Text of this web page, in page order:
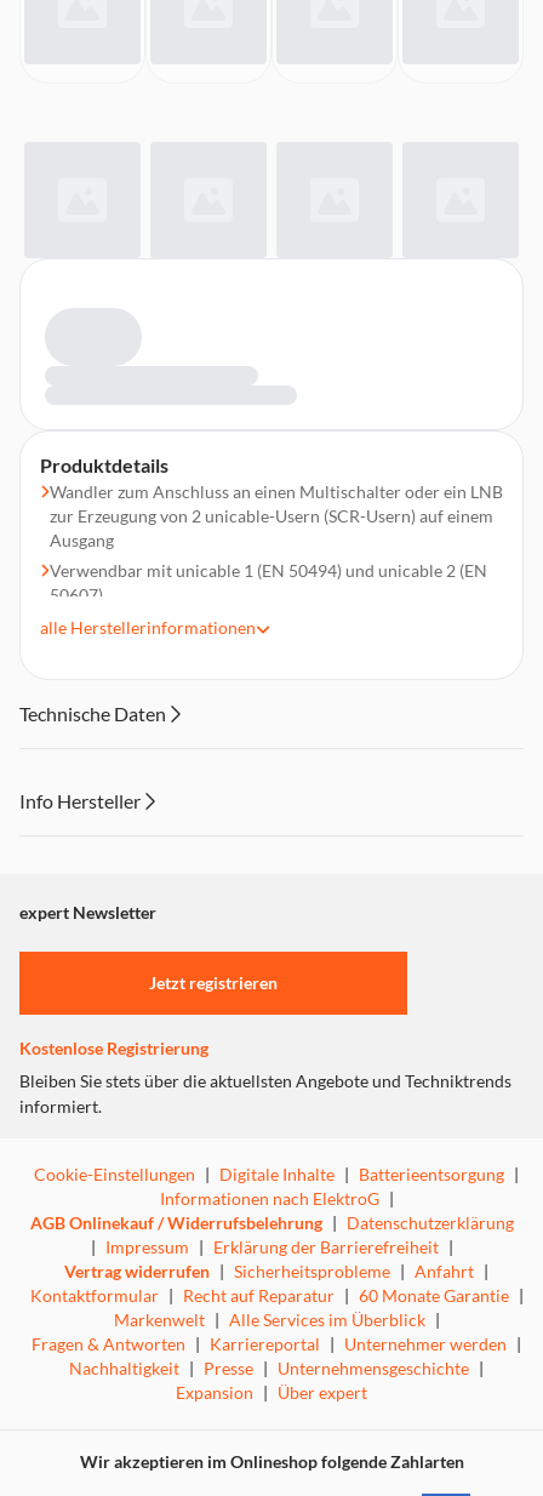
Produktdetails
Wandler zum Anschluss an einen Multischalter oder ein LNB
zur Erzeugung von 2 unicable-Usern (SCR-Usern) auf einem
Ausgang
Verwendbar mit unicable 1 (EN 50494) und unicable 2 (EN
50607)
Frequenzbereich SAT – Eingang 185…2400 MHz
Ausgänge1
Anschluss für externes Netzteilvorhanden
alle Herstellerinformationen
Technische Daten
Info Hersteller
"Marketing".
Einstellungen anpassen
expert Newsletter
Jetzt registrieren
Kostenlose Registrierung
Bleiben Sie stets über die aktuellsten Angebote und Techniktrends
informiert.
Cookie-Einstellungen | Digitale Inhalte | Batterieentsorgung |
Informationen nach ElektroG |
AGB Onlinekauf / Widerrufsbelehrung | Datenschutzerklärung
| Impressum | Erklärung der Barrierefreiheit |
Vertrag widerrufen | Sicherheitsprobleme | Anfahrt |
Kontaktformular | Recht auf Reparatur | 60 Monate Garantie |
Markenwelt | Alle Services im Überblick |
Fragen & Antworten | Karriereportal | Unternehmer werden |
Nachhaltigkeit | Presse | Unternehmensgeschichte |
Expansion | Über expert
Wir akzeptieren im Onlineshop folgende Zahlarten